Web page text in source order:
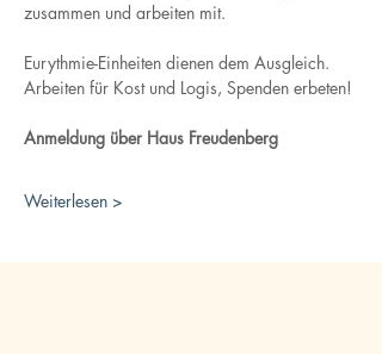
zusammen und arbeiten mit.
Eurythmie-Einheiten dienen dem Ausgleich.
Arbeiten für Kost und Logis, Spenden erbeten!
Anmeldung über Haus Freudenberg
Weiterlesen >